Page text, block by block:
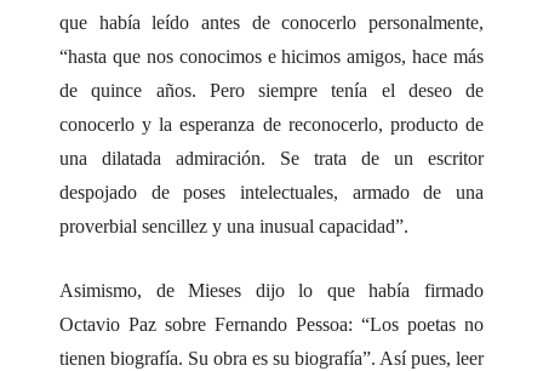
que había leído antes de conocerlo personalmente,
“hasta que nos conocimos e hicimos amigos, hace más
de quince años. Pero siempre tenía el deseo de
conocerlo y la esperanza de reconocerlo, producto de
una dilatada admiración. Se trata de un escritor
despojado de poses intelectuales, armado de una
proverbial sencillez y una inusual capacidad”.
Asimismo, de Mieses dijo lo que había firmado
Octavio Paz sobre Fernando Pessoa: “Los poetas no
tienen biografía. Su obra es su biografía”. Así pues, leer